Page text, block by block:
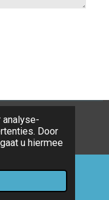
Door
u hiermee
algemene